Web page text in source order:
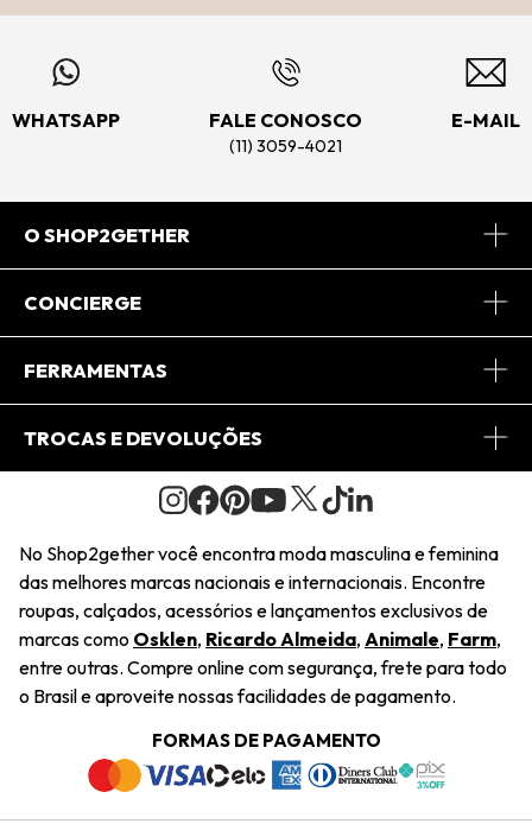
WHATSAPP FALE CONOSCO
(11) 3059-4021
E-MAIL
O SHOP2GETHER
Sobre Nós
Journal
Saiu na Mídia
Sustentabilidade
Navegando
Termos e Condições
Trabalhe Conosco
CONCIERGE
Central de Relacionamento
Regulamento e Promoções
FERRAMENTAS
Minha Conta
Pedido de Presente
Wishlist
TROCAS E DEVOLUÇÕES
Condições Gerais
Troca Fácil
Restituição de Pagamento
Dúvidas Frequentes
Termos e Condições
Política de Privacidade
No Shop2gether você encontra moda masculina e feminina
das melhores marcas nacionais e internacionais. Encontre
roupas, calçados, acessórios e lançamentos exclusivos de
marcas como Osklen, Ricardo Almeida, Animale, Farm,
entre outras. Compre online com segurança, frete para todo
o Brasil e aproveite nossas facilidades de pagamento.
FORMAS DE PAGAMENTO